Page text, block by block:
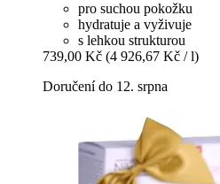
pro suchou pokožku
hydratuje a vyživuje
s lehkou strukturou
739,00 Kč (4 926,67 Kč / l)
Doručení do 12. srpna